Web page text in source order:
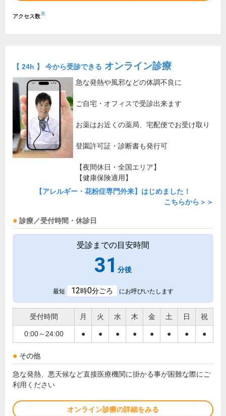
アクセス数※
【 24h 】 今から受診できる オンライン診療
急な発熱や風邪などの体調不良に
ご自宅・オフィスで受診出来ます
お薬はお近くの薬局、宅配便でお受け取り
登園許可証・診断書も発行可
【夜間休日・全国エリア】
【健康保険適用】
【アレルギー・花粉症専門外来】はじめました！
こちらから＞＞
診療／受付時間・休診日
受診までの目安時間
31 分後
最短 12時0分ごろ にお呼びいたします
受付時間 月 火 水 木 金 土 日 祝
0:00～24:00 ● ● ● ● ● ● ● ●
その他
急な発熱、悪天候など直接医療機関に掛かる事が困難な際にご
利用ください
オンライン診療の詳細をみる